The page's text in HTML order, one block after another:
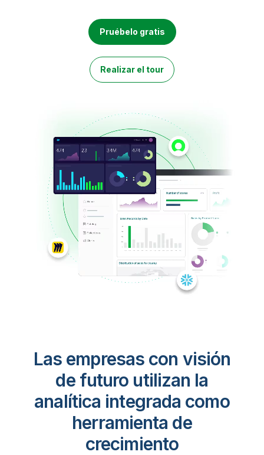
Documentación de productos
Oficinas internacionales
Pruébelo gratis
Realizar el tour
Las empresas con visión
de futuro utilizan la
analítica integrada como
herramienta de
crecimiento